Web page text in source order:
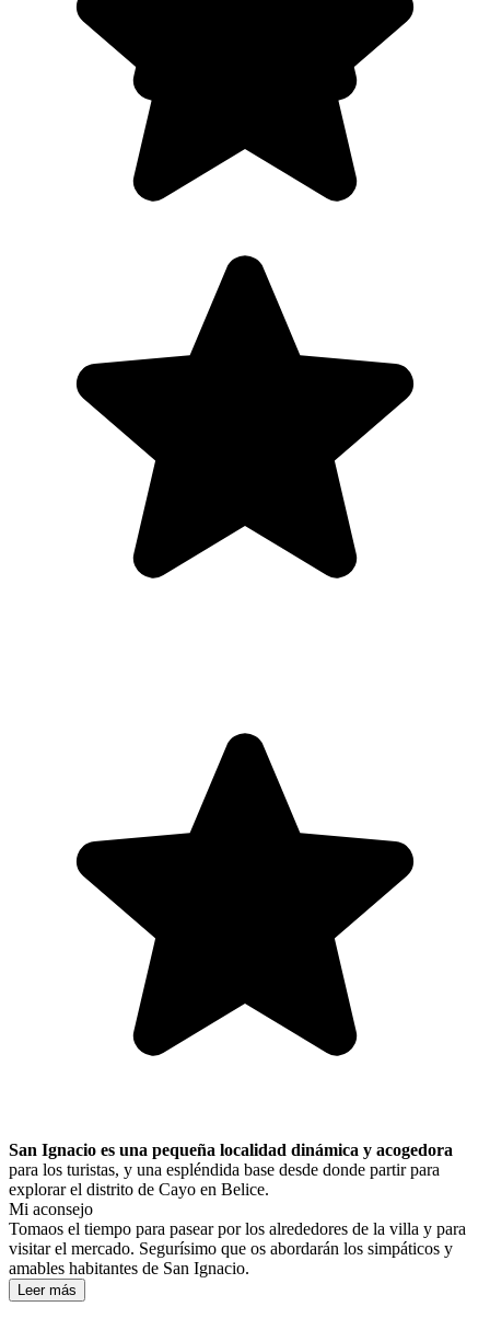
San Ignacio es una pequeña localidad dinámica y acogedora
para los turistas, y una espléndida base desde donde partir para
explorar el distrito de Cayo en Belice.
Mi aconsejo
Tomaos el tiempo para pasear por los alrededores de la villa y para
visitar el mercado. Segurísimo que os abordarán los simpáticos y
amables habitantes de San Ignacio.
Leer más